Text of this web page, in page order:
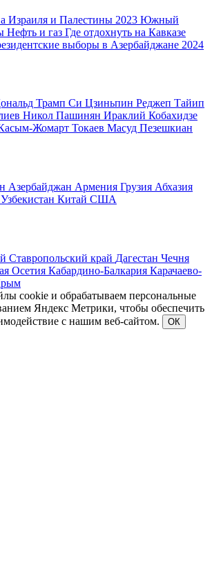
Израиля и Палестины 2023 Южный
Нефть и газ Где отдохнуть на Кавказе
выборы в Азербайджане 2024
Трамп Си Цзиньпин Реджеп Тайип
Никол Пашинян Ираклий Кобахидзе
Жомарт Токаев Масуд Пезешкиан
Азербайджан Армения Грузия Абхазия
Узбекистан Китай США
Ставропольский край Дагестан Чечня
Осетия Кабардино-Балкария Карачаево-
cookie и обрабатываем персональные
Яндекс Метрики, чтобы обеспечить
с нашим веб-сайтом.
ОК